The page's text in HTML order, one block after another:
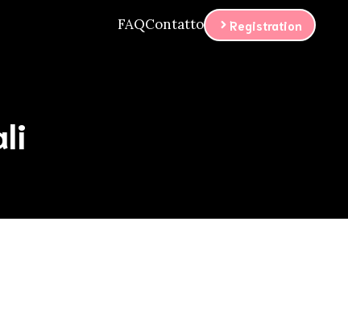
FAQContatto Registration